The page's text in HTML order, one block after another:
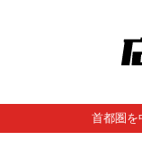
首都圏を